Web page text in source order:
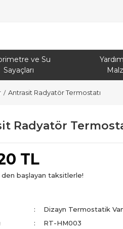
ve Su
Sayaçları
Antrasit Radyatör Termostatı
Radyatör
TL
başlayan taksitlerle!
Dizayn Termostatik
RT-HM003